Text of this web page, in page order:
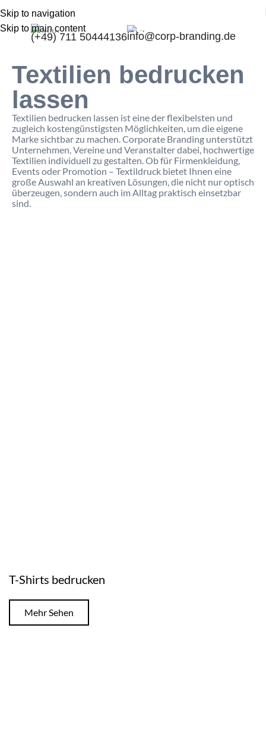
Skip to navigation
Skip to main content
(+49) 711 50444136info@corp-branding.de
Textilien bedrucken
lassen​
Textilien bedrucken lassen ist eine der flexibelsten und
zugleich kostengünstigsten Möglichkeiten, um die eigene
Marke sichtbar zu machen. Corporate Branding unterstützt
Unternehmen, Vereine und Veranstalter dabei, hochwertige
Textilien individuell zu gestalten. Ob für Firmenkleidung,
Events oder Promotion – Textildruck bietet Ihnen eine
große Auswahl an kreativen Lösungen, die nicht nur optisch
überzeugen, sondern auch im Alltag praktisch einsetzbar
sind.
T-Shirts bedrucken
Mehr Sehen